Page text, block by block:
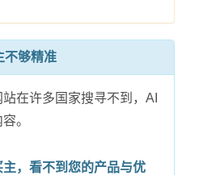
不够精准
在许多国家搜寻不到，AI
。
，看不到您的产品与优